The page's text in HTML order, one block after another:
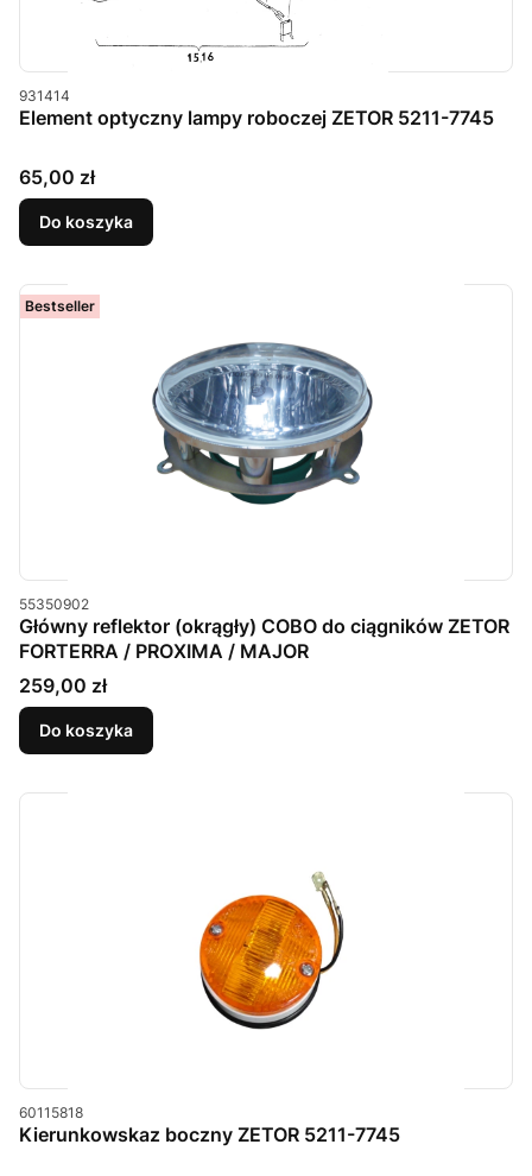
Kod produktu
931414
Element optyczny lampy roboczej ZETOR 5211-7745
Cena
65,00 zł
Do koszyka
Bestseller
Kod produktu
55350902
Główny reflektor (okrągły) COBO do ciągników ZETOR
FORTERRA / PROXIMA / MAJOR
Cena
259,00 zł
Do koszyka
Kod produktu
60115818
Kierunkowskaz boczny ZETOR 5211-7745